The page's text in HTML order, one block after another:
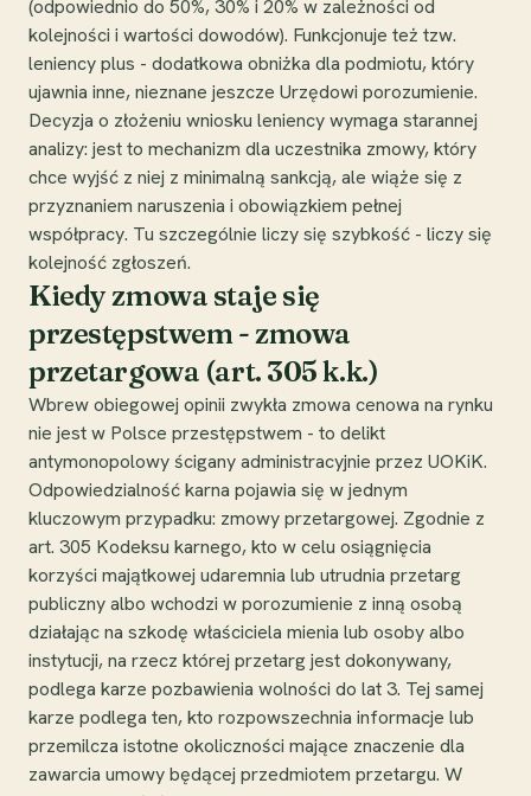
(odpowiednio do 50%, 30% i 20% w zależności od
kolejności i wartości dowodów). Funkcjonuje też tzw.
leniency plus - dodatkowa obniżka dla podmiotu, który
ujawnia inne, nieznane jeszcze Urzędowi porozumienie.
Decyzja o złożeniu wniosku leniency wymaga starannej
analizy: jest to mechanizm dla uczestnika zmowy, który
chce wyjść z niej z minimalną sankcją, ale wiąże się z
przyznaniem naruszenia i obowiązkiem pełnej
współpracy. Tu szczególnie liczy się szybkość - liczy się
kolejność zgłoszeń.
Kiedy zmowa staje się
przestępstwem - zmowa
przetargowa (art. 305 k.k.)
Wbrew obiegowej opinii zwykła zmowa cenowa na rynku
nie jest w Polsce przestępstwem - to delikt
antymonopolowy ścigany administracyjnie przez UOKiK.
Odpowiedzialność karna pojawia się w jednym
kluczowym przypadku: zmowy przetargowej. Zgodnie z
art. 305 Kodeksu karnego, kto w celu osiągnięcia
korzyści majątkowej udaremnia lub utrudnia przetarg
publiczny albo wchodzi w porozumienie z inną osobą
działając na szkodę właściciela mienia lub osoby albo
instytucji, na rzecz której przetarg jest dokonywany,
podlega karze pozbawienia wolności do lat 3. Tej samej
karze podlega ten, kto rozpowszechnia informacje lub
przemilcza istotne okoliczności mające znaczenie dla
zawarcia umowy będącej przedmiotem przetargu. W